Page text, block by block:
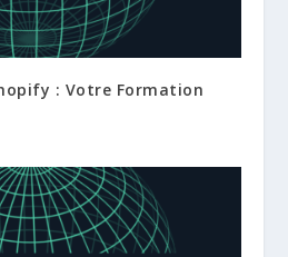
: Votre Formation